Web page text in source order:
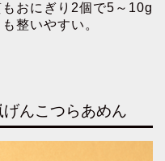
おにぎり2個で5～10g
整いやすい。
んこつらあめん